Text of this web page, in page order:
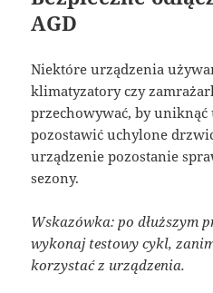
AGD
Niektóre urządzenia
klimatyzatory czy
przechowywać, by uniknąć
pozostawić uchylone
urządzenie pozostanie
sezony.
Wskazówka: po dłuższym
wykonaj testowy cykl,
korzystać z urządzenia.